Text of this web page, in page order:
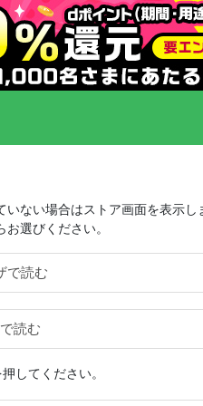
ない場合はストア画面を表示し
選びください。
で読む
読む
してください。